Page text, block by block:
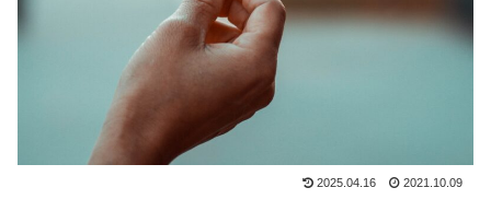
2025.04.16 2021.10.09